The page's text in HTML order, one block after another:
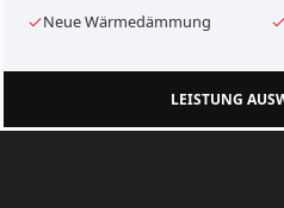
Neue Wärmedämmung
LEISTUNG